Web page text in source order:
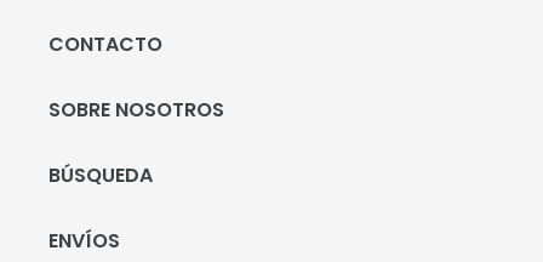
CONTACTO
SOBRE NOSOTROS
BÚSQUEDA
ENVÍOS